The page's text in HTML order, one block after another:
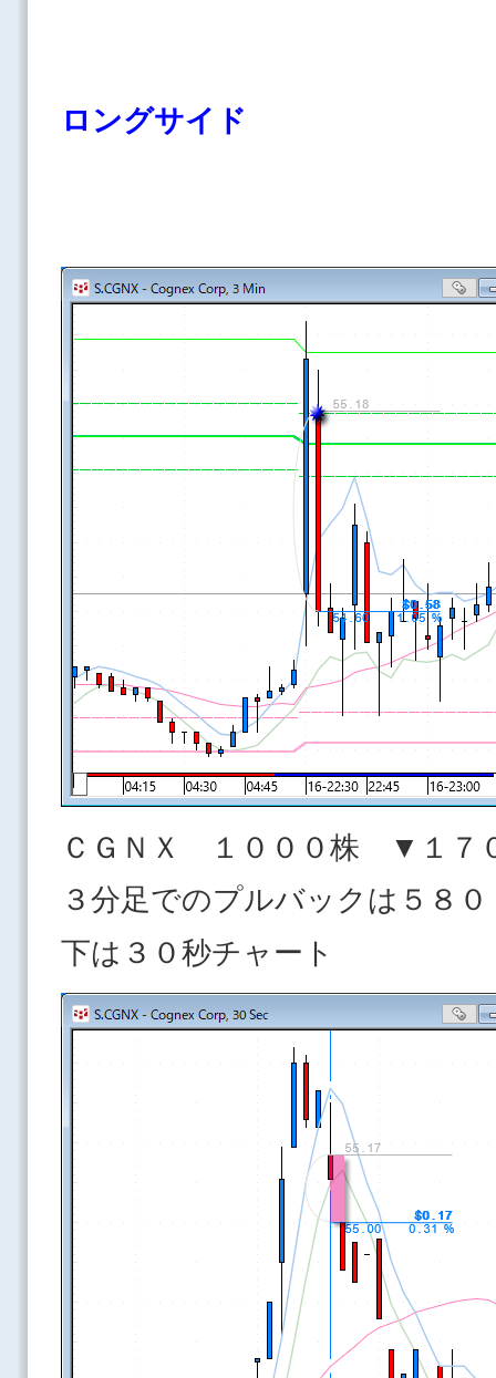
ロングサイド
ＣＧＮＸ １０００株 ▼１７
３分足でのプルバックは５８
下は３０秒チャート